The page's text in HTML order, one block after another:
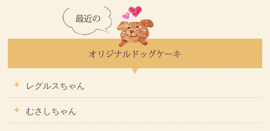
レグルスちゃん
むさしちゃん